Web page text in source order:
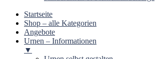
Startseite
Shop – alle Kategorien
Angebote
Urnen – Informationen
▼